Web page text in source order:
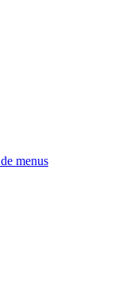
menus